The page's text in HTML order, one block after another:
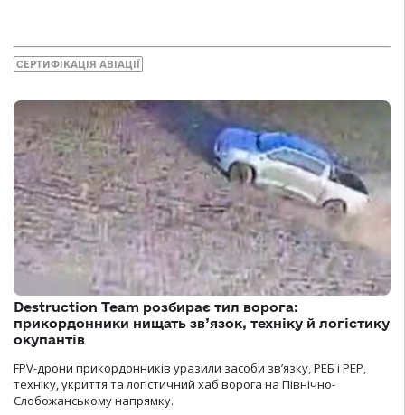
СЕРТИФІКАЦІЯ АВІАЦІЇ
Destruction Team розбирає тил ворога:
прикордонники нищать зв’язок, техніку й логістику
окупантів
FPV-дрони прикордонників уразили засоби зв’язку, РЕБ і РЕР,
техніку, укриття та логістичний хаб ворога на Північно-
Слобожанському напрямку.